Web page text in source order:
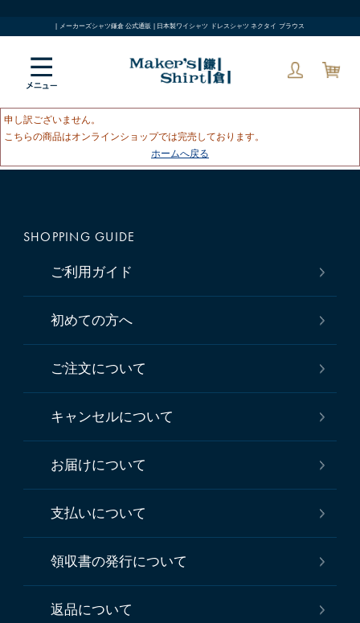
| メーカーズシャツ鎌倉 公式通販 | 日本製ワイシャツ ドレスシャツ ネクタイ ブラウス
申し訳ございません。
こちらの商品はオンラインショップでは完売しております。
ホームへ戻る
SHOPPING GUIDE
ご利用ガイド
初めての方へ
ご注文について
キャンセルについて
お届けについて
支払いについて
領収書の発行について
返品について